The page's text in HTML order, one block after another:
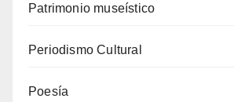
Patrimonio museístico
Periodismo Cultural
Poesía